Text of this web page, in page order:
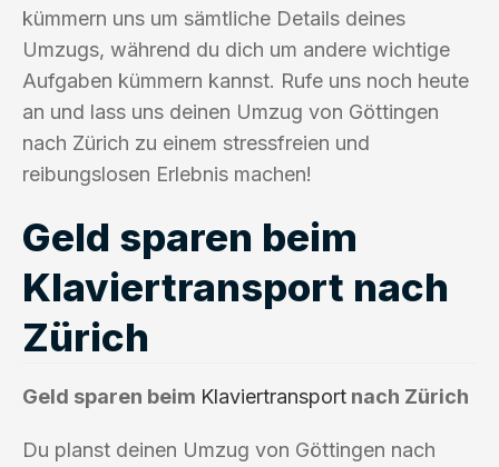
kümmern uns um sämtliche Details deines
Umzugs, während du dich um andere wichtige
Aufgaben kümmern kannst. Rufe uns noch heute
an und lass uns deinen Umzug von Göttingen
nach Zürich zu einem stressfreien und
reibungslosen Erlebnis machen!
Geld sparen beim
Klaviertransport nach
Zürich
Geld sparen beim Klaviertransport nach Zürich
Du planst deinen Umzug von Göttingen nach